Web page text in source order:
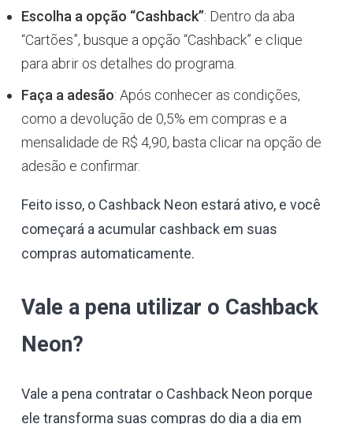
Escolha a opção “Cashback”: Dentro da aba
“Cartões”, busque a opção “Cashback” e clique
para abrir os detalhes do programa.
Faça a adesão: Após conhecer as condições,
como a devolução de 0,5% em compras e a
mensalidade de R$ 4,90, basta clicar na opção de
adesão e confirmar.
Feito isso, o Cashback Neon estará ativo, e você
começará a acumular cashback em suas
compras automaticamente.
Vale a pena utilizar o Cashback
Neon?
Vale a pena contratar o Cashback Neon porque
ele transforma suas compras do dia a dia em